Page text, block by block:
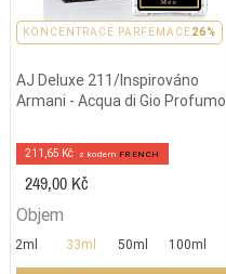
PARFEMACE 26%
KONCENTRACE PARFEMACE26%
AJ Deluxe 211/Inspirováno
Armani - Acqua di Gio Profumo
211,65 Kč z kodem FRENCH
249,00 Kč
Objem
2ml 33ml 50ml 100ml